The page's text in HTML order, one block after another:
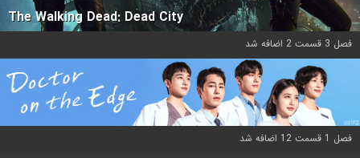
The Walking Dead: Dead City
فصل 3 قسمت 2 اضافه شد
فصل 1 قسمت 12 اضافه شد